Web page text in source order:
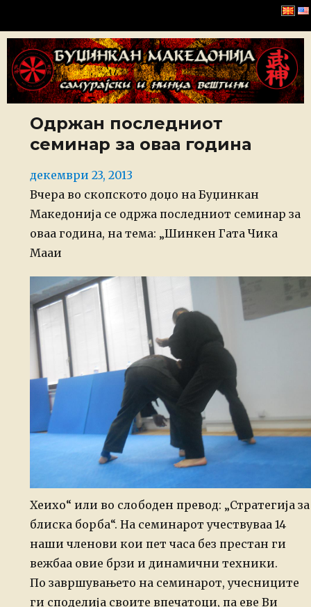
Буџинкан Македонија
Одржан последниот
семинар за оваа година
Posted
on
декември 23, 2013
Вчера во скопското доџо на Буџинкан
Македонија се одржа последниот семинар за
оваа година, на тема: „Шинкен Гата Чика
Мааи
Хеихо“ или во слободен превод: „Стратегија за
блиска борба“. На семинарот учествуваа 14
наши членови кои пет часа без престан ги
вежбаа овие брзи и динамични техники.
По завршувањето на семинарот, учесниците
ги споделија своите впечатоци, па еве Ви